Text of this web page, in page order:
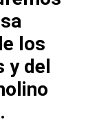
los
y del